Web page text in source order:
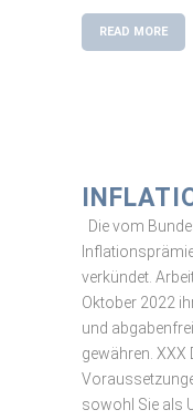
READ MORE
Die vom
verkündet.
Oktober 2022
und
gewähren. XXX
sowohl Sie als